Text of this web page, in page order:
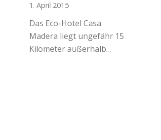
1. April 2015
Das Eco-Hotel Casa
Madera liegt ungefähr 15
Kilometer außerhalb…